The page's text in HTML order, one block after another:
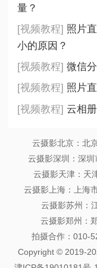
量？
[视频教程] 照片
小的原因？
[视频教程] 微信
[视频教程] 照片
[视频教程] 云相
云摄影北京：北
云摄影深圳：深
云摄影天津：天
云摄影上海：上海
云摄影苏州：
云摄影郑州：
拍摄合作：010-
Copyright © 2019-